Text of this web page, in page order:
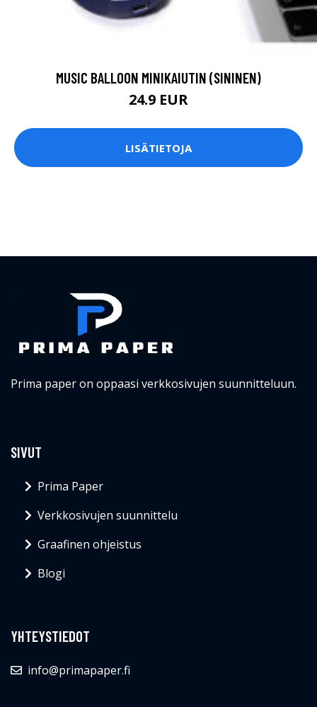
MUSIC BALLOON MINIKAIUTIN (SININEN)
24.9 EUR
LISÄTIETOJA
Prima paper on oppaasi verkkosivujen suunnitteluun.
SIVUT
Prima Paper
Verkkosivujen suunnittelu
Graafinen ohjeistus
Blogi
YHTEYSTIEDOT
info@primapaper.fi